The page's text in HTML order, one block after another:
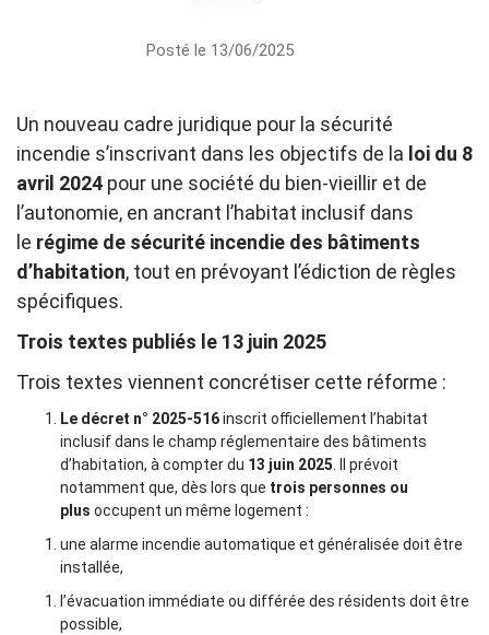
Posté le 13/06/2025
Un nouveau cadre juridique pour la sécurité
incendie s’inscrivant dans les objectifs de la loi du 8
avril 2024 pour une société du bien-vieillir et de
l’autonomie, en ancrant l’habitat inclusif dans
le régime de sécurité incendie des bâtiments
d’habitation, tout en prévoyant l’édiction de règles
spécifiques.
Trois textes publiés le 13 juin 2025
Trois textes viennent concrétiser cette réforme :
Le décret n° 2025-516inscrit officiellement l’habitat
inclusif dans le champ réglementaire des bâtiments
d’habitation, à compter du 13 juin 2025. Il prévoit
notamment que, dès lors que trois personnes ou
plus occupent un même logement :
une alarme incendie automatique et généralisée doit être
installée,
l’évacuation immédiate ou différée des résidents doit être
possible,